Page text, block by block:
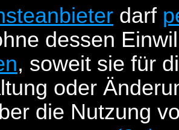
darf
dessen
, soweit sie für
oder
die Nutzung